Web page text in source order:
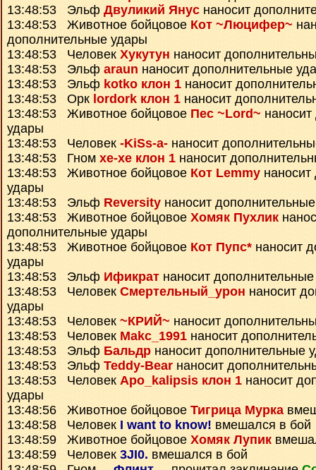
13:48:53 Эльф Двуликий Янус наносит
13:48:53 Животное бойцовое Кот ~Люцифер~
дополнительные удары
13:48:53 Человек Хукутун наносит
13:48:53 Эльф araun наносит дополнительные
13:48:53 Эльф kotko клон 1 наносит
13:48:53 Орк lordork клон 1 наносит
13:48:53 Животное бойцовое Пес ~Lord~
удары
13:48:53 Человек -KiSs-a- наносит
13:48:53 Гном xe-xe клон 1 наносит
13:48:53 Животное бойцовое Кот Lemmy
удары
13:48:53 Эльф Reversity наносит
13:48:53 Животное бойцовое Хомяк Пухлик
дополнительные удары
13:48:53 Животное бойцовое Кот Пупс* наносит
удары
13:48:53 Эльф Ификрат наносит
13:48:53 Человек Смертельный_урон наносит
удары
13:48:53 Человек ~КРИЙ~ наносит
13:48:53 Человек Makc_1991 наносит
13:48:53 Эльф Бальдр наносит дополнительные
13:48:53 Эльф Teddy-Bear наносит
13:48:53 Человек Apo_kalipsis клон 1 наносит
удары
13:48:56 Животное бойцовое Тигрица Мурка
13:48:58 Человек I want to know! вмешался в бой
13:48:59 Животное бойцовое Хомяк Лупик
13:48:59 Человек 3JI0. вмешался в бой